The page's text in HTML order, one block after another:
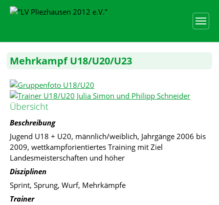
Mehrkampf U18/U20/U23
Show larger version for:
Show larger version for:
Übersicht
Beschreibung
Jugend U18 + U20, männlich/weiblich, Jahrgänge 2006 bis
2009, wettkampforientiertes Training mit Ziel
Landesmeisterschaften und höher
Disziplinen
Sprint, Sprung, Wurf, Mehrkämpfe
Trainer